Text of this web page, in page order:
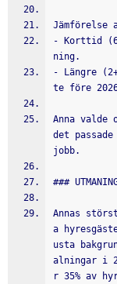
Jämförelse
- Korttid (6-
ning.
- Längre
te före
Anna
det
jobb.
###
Annas
a
usta
alningar i
r 35% av